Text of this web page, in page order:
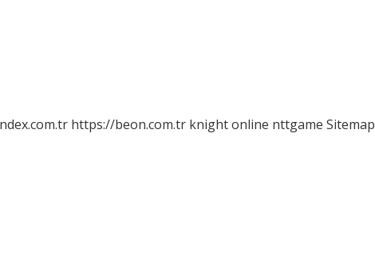
https://beon.com.tr knight online nttgame Sitemap